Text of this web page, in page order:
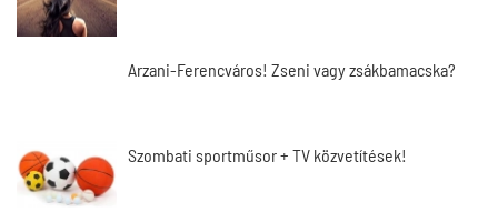
Arzani-Ferencváros! Zseni vagy zsákbamacska?
Szombati sportműsor + TV közvetítések!